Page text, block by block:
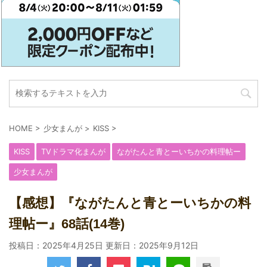
HOME > 少女まんが > KISS >
KISS TVドラマ化まんが ながたんと青とーいちかの料理帖ー
少女まんが
【感想】『ながたんと青とーいちかの料
理帖ー』68話(14巻)
投稿日：2025年4月25日 更新日： 2025年9月12日